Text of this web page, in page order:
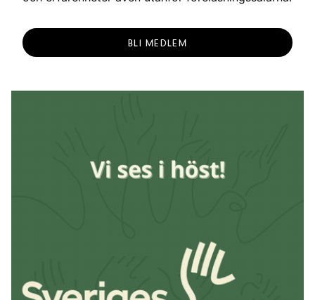
BLI MEDLEM